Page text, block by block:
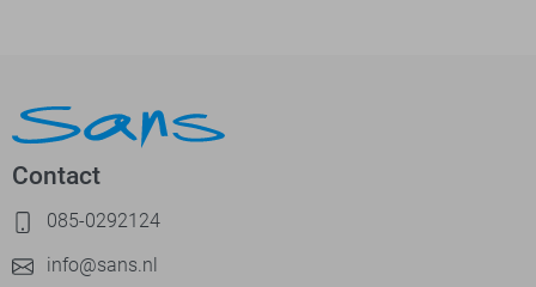
Contact
085-0292124
info@sans.nl